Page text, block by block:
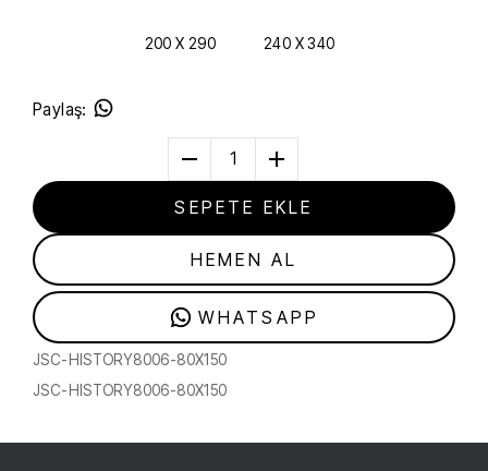
200 X 290 240 X 340
Paylaş:
1
SEPETE EKLE
HEMEN AL
WHATSAPP
JSC-HISTORY8006-80X150
JSC-HISTORY8006-80X150